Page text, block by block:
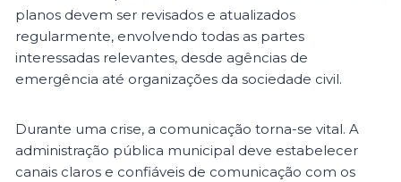
planos devem ser revisados e atualizados
regularmente, envolvendo todas as partes
interessadas relevantes, desde agências de
emergência até organizações da sociedade civil.
Durante uma crise, a comunicação torna-se vital. A
administração pública municipal deve estabelecer
canais claros e confiáveis de comunicação com os